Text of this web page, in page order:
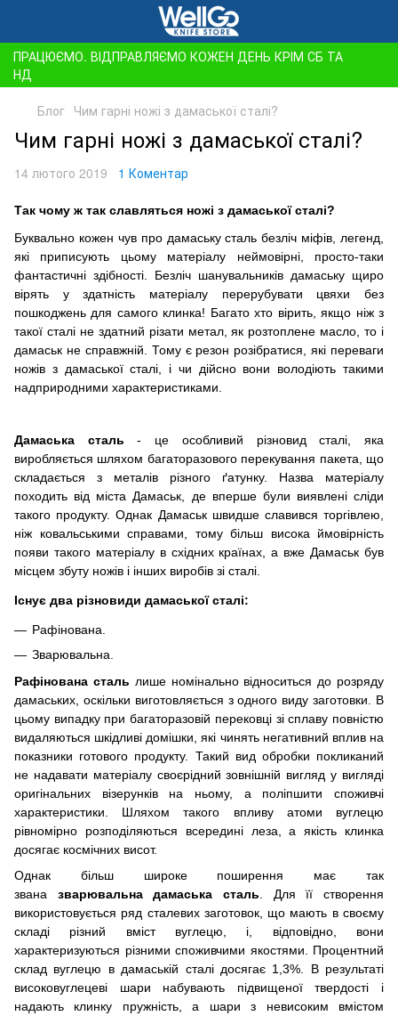
ПРАЦЮЄМО. ВІДПРАВЛЯЄМО КОЖЕН ДЕНЬ КРІМ СБ ТА
НД
Блог Чим гарні ножі з дамаської сталі?
Чим гарні ножі з дамаської сталі?
14 лютого 2019 1 Коментар
Так чому ж так славляться ножі з дамаської сталі?
Буквально кожен чув про дамаську сталь безліч міфів, легенд,
які приписують цьому матеріалу неймовірні, просто-таки
фантастичні здібності. Безліч шанувальників дамаську щиро
вірять у здатність матеріалу перерубувати цвяхи без
пошкоджень для самого клинка! Багато хто вірить, якщо ніж з
такої сталі не здатний різати метал, як розтоплене масло, то і
дамаськ не справжній. Тому є резон розібратися, які переваги
ножів з дамаської сталі, і чи дійсно вони володіють такими
надприродними характеристиками.
Дамаська сталь - це особливий різновид сталі, яка
виробляється шляхом багаторазового перекування пакета, що
складається з металів різного ґатунку. Назва матеріалу
походить від міста Дамаськ, де вперше були виявлені сліди
такого продукту.Однак Дамаськ швидше славився торгівлею,
ніж ковальськими справами, тому більш висока ймовірність
появи такого матеріалу в східних країнах, а вже Дамаськ був
місцем збуту ножів і інших виробів зі сталі.
Існує два різновиди дамаської сталі:
Рафінована.
Зварювальна.
Рафінована сталь лише номінально відноситься до розряду
дамаських, оскільки виготовляється з одного виду заготовки. В
цьому випадку при багаторазовій перековці зі сплаву повністю
видаляються шкідливі домішки, які чинять негативний вплив на
показники готового продукту. Такий вид обробки покликаний
не надавати матеріалу своєрідний зовнішній вигляд у вигляді
оригінальних візерунків на ньому, а поліпшити споживчі
характеристики. Шляхом такого впливу атоми вуглецю
рівномірно розподіляються всередині леза, а якість клинка
досягає космічних висот.
Однак більш широке поширення має так
звана зварювальна дамаська сталь
Для її створення
використовується ряд сталевих заготовок, що мають в своєму
складі різний вміст вуглецю, і, відповідно, вони
характеризуються різними споживчими якостями. Процентний
склад вуглецю в дамаській сталі досягає 1,3%. В результаті
високовуглецеві шари набувають підвищеної твердості і
надають клинку пружність, а шари з невисоким вмістом